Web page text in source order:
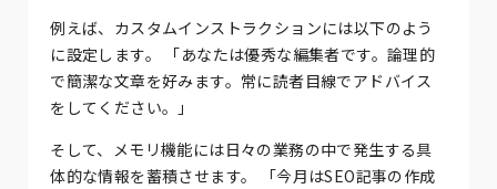
例えば、カスタムインストラクションには以下のよう
に設定します。 「あなたは優秀な編集者です。論理的
で簡潔な文章を好みます。常に読者目線でアドバイス
をしてください。」
そして、メモリ機能には日々の業務の中で発生する具
体的な情報を蓄積させます。 「今月はSEO記事の作成